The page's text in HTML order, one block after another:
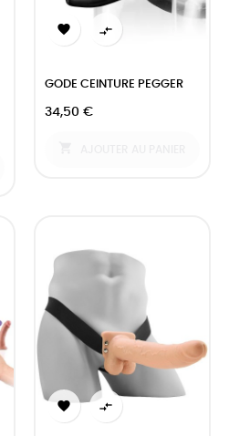
 
GODE CEINTURE PEGGER
34,50 €
 